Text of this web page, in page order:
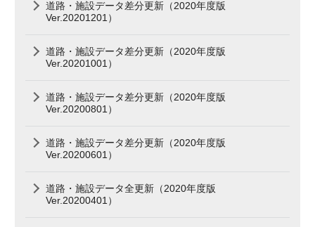
道路・施設データ差分更新（2020年度版
Ver.20201201）
道路・施設データ差分更新（2020年度版
Ver.20201001）
道路・施設データ差分更新（2020年度版
Ver.20200801）
道路・施設データ差分更新（2020年度版
Ver.20200601）
道路・施設データ全更新（2020年度版
Ver.20200401）